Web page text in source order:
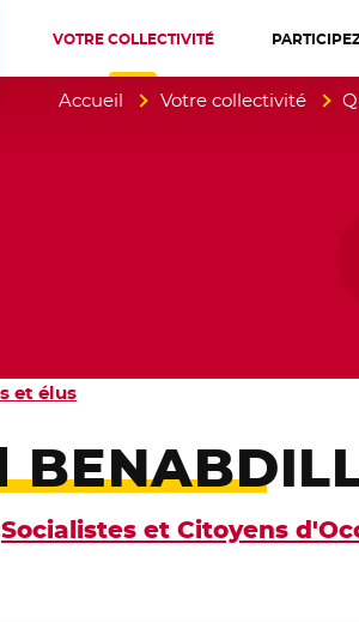
Occitanie / Pyrénées-Méditerranée
VOTRE COLLECTIVITÉ
Accueil Votre collectivité
et élus
Socialistes et Citoyens